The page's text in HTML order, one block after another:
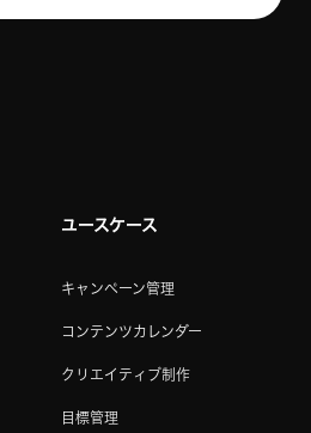
ユースケース
キャンペーン管理
コンテンツカレンダー
クリエイティブ制作
目標管理